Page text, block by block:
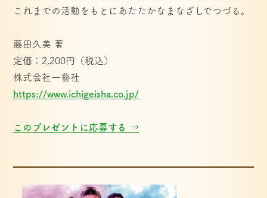
これまでの活動をもとにあたたかなまなざしでつづる。
藤田久美 著
定価：2,200円（税込）
株式会社一藝社
https://www.ichigeisha.co.jp/
このプレゼントに応募する →